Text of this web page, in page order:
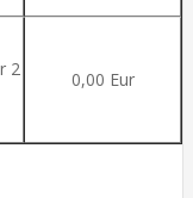
2
0,00 Eur